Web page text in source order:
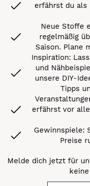
erfährst du als
Neue Stoffe
regelmäßig
Saison. Plane
Inspiration:
und
unsere DIY-
Tipps
erfährst vor
Gewinnspiele:
Preise
Melde dich jetzt für